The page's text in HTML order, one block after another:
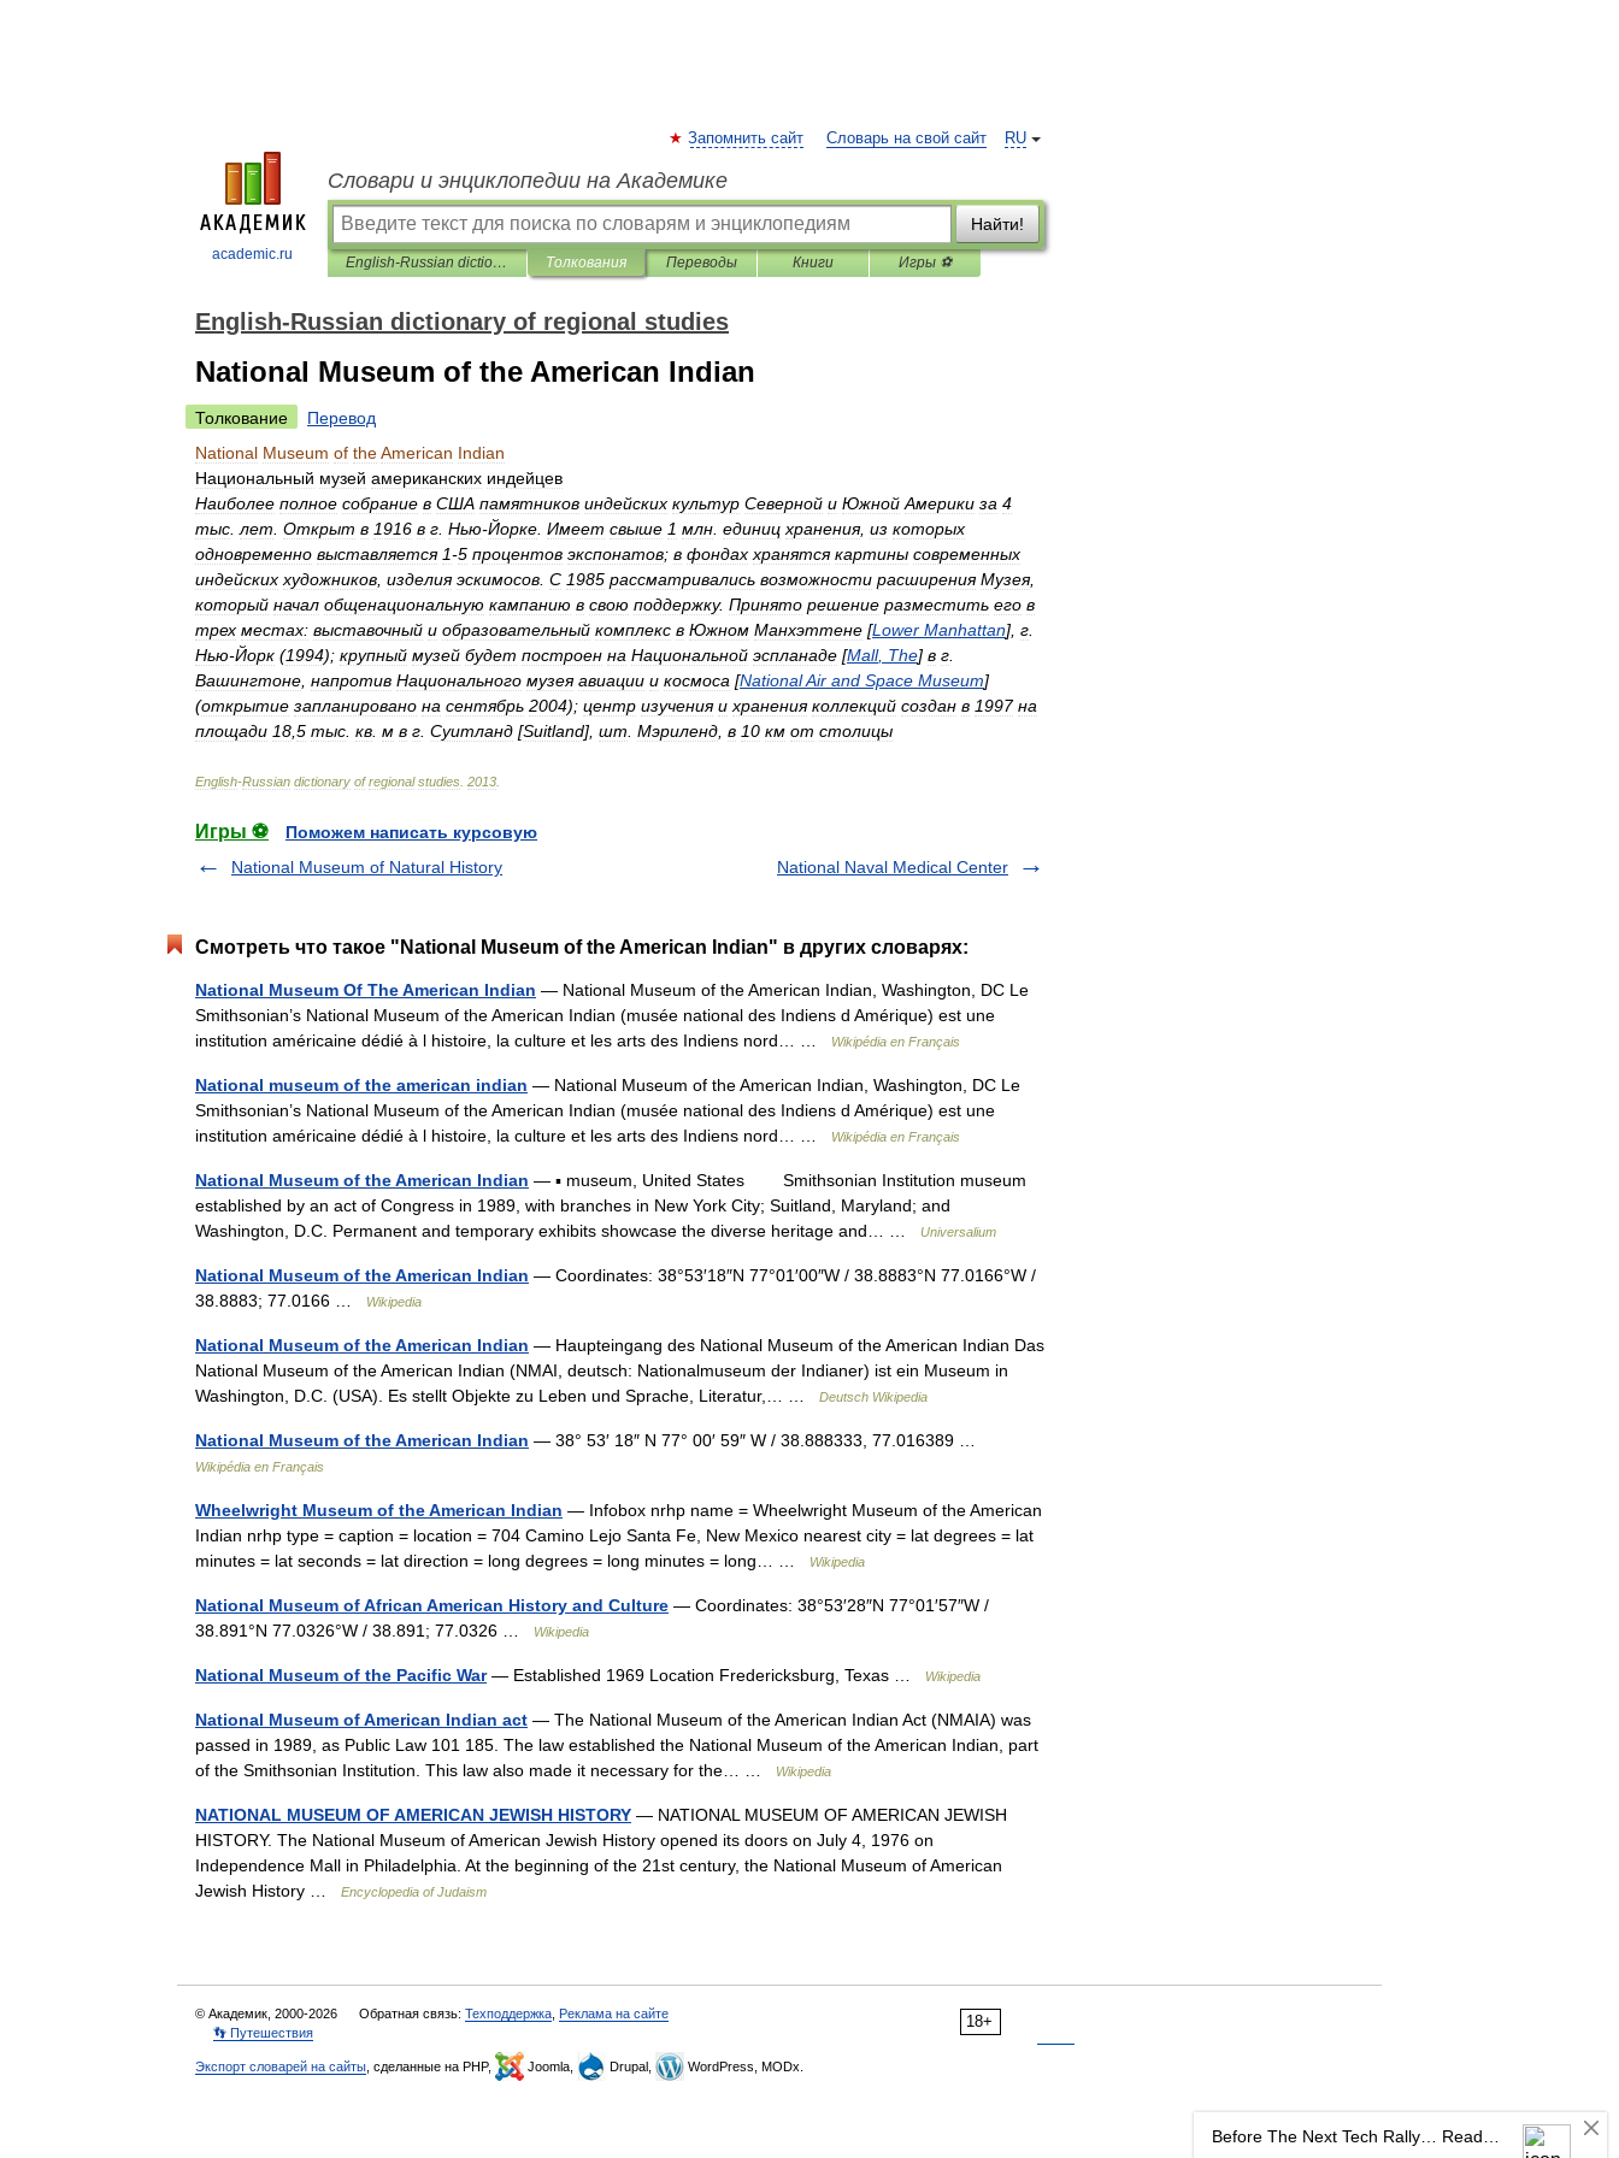
academic.ru
RU
Запомнить сайт Словарь на свой сайт
Словари и энциклопедии на Академике
Найти!
English-Russian dictionary of regional studies Толкования Переводы Книги Игры ⚽
English-Russian dictionary of regional studies
National Museum of the American Indian
Толкование
Перевод
National Museum of theAmerican Indian
Национальный музей американских индейцев
Наиболее полное собрание в США памятников индейских культур Северной и Южной Америки за 4
тыс лет Открыт в 1916 в г Нью-Йорке Имеет свыше 1 млн единиц хранения, из которых
одновременно выставляется 1-5 процентов экспонатов; в фондах хранятся картины современных
индейских художников изделия эскимосов С 1985 рассматривались возможности расширения Музея,
который начал общенациональную кампанию в свою поддержку. Принято решение разместить его в
трех местах: выставочный и образовательный комплекс в Южном Манхэттене [Lower Manhattan], г
Нью-Йорк (1994); крупный музей будет построен на Национальной эспланаде [Mall, The] в г
Вашингтоне напротив Национального музея авиации и космоса [NationalAir and Space Museum]
(открытие запланировано на сентябрь 2004); центр изучения и хранения коллекций создан в 1997 на
площади 18 5 тыс кв м в г Суитланд [Suitland], шт Мэриленд в 10 км от столицы
English-Russian dictionary of regional studies 2013
Игры ⚽
Поможем написать курсовую
National Museum of Natural History
National Naval Medical Center
Смотреть что такое "National Museum of the American Indian" в других словарях:
National Museum Of The American Indian — National Museum of the American Indian, Washington, DC Le
Smithsonian’s National Museum of the American Indian (musée national des Indiens d Amérique) est une
institution américaine dédié à l histoire, la culture et les arts des Indiens nord… …
Wikipédia en Français
National museum of the american indian — National Museum of the American Indian, Washington, DC Le
Smithsonian’s National Museum of the American Indian (musée national des Indiens d Amérique) est une
institution américaine dédié à l histoire, la culture et les arts des Indiens nord… …
Wikipédia en Français
National Museum of the American Indian — ▪ museum, United States Smithsonian Institution museum
established by an act of Congress in 1989, with branches in New York City; Suitland, Maryland; and
Washington, D.C. Permanent and temporary exhibits showcase the diverse heritage and… …
Universalium
National Museum of the American Indian — Coordinates: 38°53′18″N 77°01′00″W / 38.8883°N 77.0166°W /
38.8883; 77.0166 …
Wikipedia
National Museum of the American Indian — Haupteingang des National Museum of the American Indian Das
National Museum of the American Indian (NMAI, deutsch: Nationalmuseum der Indianer) ist ein Museum in
Washington, D.C. (USA). Es stellt Objekte zu Leben und Sprache, Literatur,… …
Deutsch Wikipedia
National Museum of the American Indian — 38° 53′ 18″ N 77° 00′ 59″ W / 38.888333, 77.016389 …
Wikipédia en Français
Wheelwright Museum of the American Indian — Infobox nrhp name = Wheelwright Museum of the American
Indian nrhp type = caption = location = 704 Camino Lejo Santa Fe, New Mexico nearest city = lat degrees = lat
minutes = lat seconds = lat direction = long degrees = long minutes = long… …
Wikipedia
National Museum of African American History and Culture — Coordinates: 38°53′28″N 77°01′57″W /
38.891°N 77.0326°W / 38.891; 77.0326 …
Wikipedia
National Museum of the Pacific War— Established 1969 Location Fredericksburg, Texas … Wikipedia
National Museum of American Indian act — The National Museum of the American Indian Act (NMAIA) was
passed in 1989, as Public Law 101 185. The law established the National Museum of the American Indian, part
of the Smithsonian Institution. This law also made it necessary for the… …
Wikipedia
NATIONAL MUSEUM OF AMERICAN JEWISH HISTORY — NATIONAL MUSEUM OF AMERICAN JEWISH
HISTORY. The National Museum of American Jewish History opened its doors on July 4, 1976 on
Independence Mall in Philadelphia. At the beginning of the 21st century, the National Museum of American
Jewish History …
Encyclopedia of Judaism
18+
© Академик, 2000-2026 Обратная связь: Техподдержка Реклама на сайте
👣 Путешествия
Экспорт словарей на сайты , сделанные на PHP, Joomla, Drupal, WordPress, MODx.